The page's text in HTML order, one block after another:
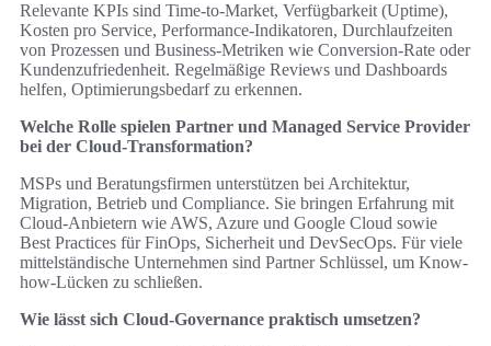
Relevante KPIs sind Time-to-Market, Verfügbarkeit (Uptime),
Kosten pro Service, Performance-Indikatoren, Durchlaufzeiten
von Prozessen und Business-Metriken wie Conversion-Rate oder
Kundenzufriedenheit. Regelmäßige Reviews und Dashboards
helfen, Optimierungsbedarf zu erkennen.
Welche Rolle spielen Partner und Managed Service Provider
bei der Cloud-Transformation?
MSPs und Beratungsfirmen unterstützen bei Architektur,
Migration, Betrieb und Compliance. Sie bringen Erfahrung mit
Cloud-Anbietern wie AWS, Azure und Google Cloud sowie
Best Practices für FinOps, Sicherheit und DevSecOps. Für viele
mittelständische Unternehmen sind Partner Schlüssel, um Know-
how-Lücken zu schließen.
Wie lässt sich Cloud-Governance praktisch umsetzen?